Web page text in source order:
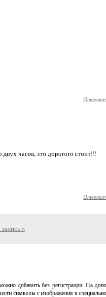
часов, это дорогого стоит!!!
»
добавить без регистрации. На
символы с изображения в